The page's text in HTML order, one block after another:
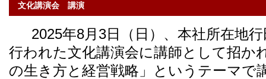
文化講演会 講演
2025年8月3日（日）、本社所在地
行われた文化講演会に講師として招か
の生き方と経営戦略」というテーマで